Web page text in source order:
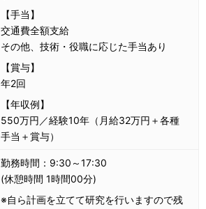
【手当】
交通費全額支給
その他、技術・役職に応じた手当あり
【賞与】
年2回
【年収例】
550万円／経験10年（月給32万円＋各種
手当＋賞与）
勤務時間：9:30～17:30
(休憩時間 1時間00分)
※自ら計画を立てて研究を行いますので残